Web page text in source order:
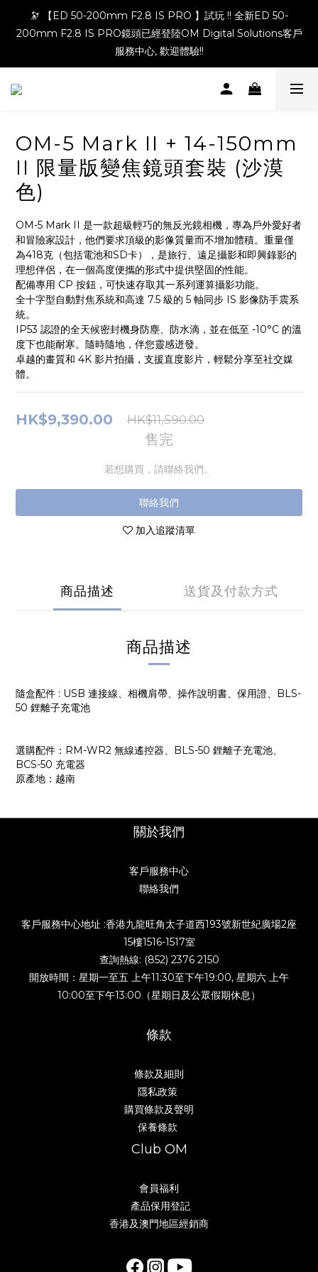
🔭 【ED 50-200mm F2.8 IS PRO 】試玩 !! 全新ED 50-
200mm F2.8 IS PRO鏡頭已經登陸OM Digital Solutions客戶
服務中心, 歡迎體驗!!
OM-5 Mark II + 14-150mm
II 限量版變焦鏡頭套裝 (沙漠
色)
OM-5 Mark II 是一款超級輕巧的無反光鏡相機，專為戶外愛好者
和冒險家設計，他們要求頂級的影像質量而不增加體積。重量僅
為418克（包括電池和SD卡），是旅行、遠足攝影和即興錄影的
理想伴侶，在一個高度便攜的形式中提供堅固的性能。
配備專用 CP 按鈕，可快速存取其一系列運算攝影功能。
全十字型自動對焦系統和高達 7.5 級的 5 軸同步 IS 影像防手震系
統。
IP53 認證的全天候密封機身防塵、防水滴，並在低至 -10°C 的溫
度下也能耐寒。隨時隨地，伴您靈感迸發。
卓越的畫質和 4K 影片拍攝，支援直度影片，輕鬆分享至社交媒
體。
HK$9,390.00 HK$11,590.00
售完
若想購買，請聯絡我們。
聯絡我們
加入追蹤清單
商品描述 送貨及付款方式
商品描述
隨盒配件 : USB 連接線、相機肩帶、操作說明書、保用證、BLS-
50 鋰離子充電池
選購配件：RM-WR2 無線遙控器、BLS-50 鋰離子充電池、
BCS-50 充電器
原產地：越南
關於我們
客戶服務中心
聯絡我們
客戶服務中心地址 :香港九龍旺角太子道西193號新世紀廣場2座
15樓1516-1517室
查詢熱線: (852) 2376 2150
開放時間：星期一至五 上午11:30至下午19:00, 星期六 上午
10:00至下午13:00（星期日及公眾假期休息）
條款
條款及細則
隱私政策
購買條款及聲明
保養條款
Club OM
會員福利
產品保用登記
香港及澳門地區經銷商